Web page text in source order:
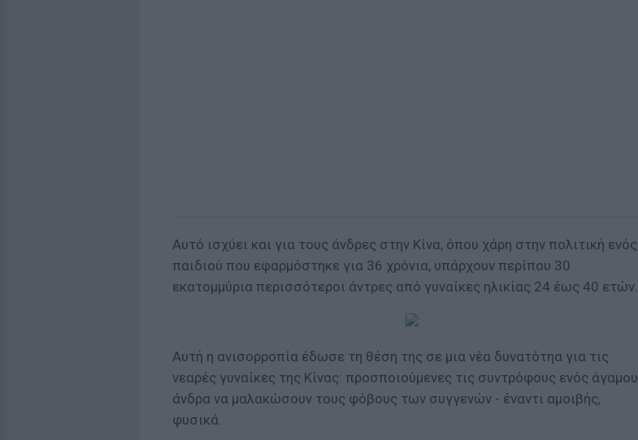
Αυτό ισχύει και για τους άνδρες στην Κίνα, όπου χάρη στην πολιτική ενός
παιδιού που εφαρμόστηκε για 36 χρόνια, υπάρχουν περίπου 30
εκατομμύρια περισσότεροι άντρες από γυναίκες ηλικίας 24 έως 40 ετών.
Αυτή η ανισορροπία έδωσε τη θέση της σε μια νέα δυνατότηα για τις
νεαρές γυναίκες της Κίνας: προσποιούμενες τις συντρόφους ενός άγαμου
άνδρα να μαλακώσουν τους φόβους των συγγενών - έναντι αμοιβής,
φυσικά.